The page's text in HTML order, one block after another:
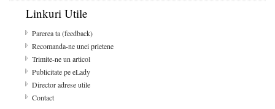
Linkuri Utile
Parerea ta (feedback)
Recomanda-ne unei prietene
Trimite-ne un articol
Publicitate pe eLady
Director adrese utile
Contact